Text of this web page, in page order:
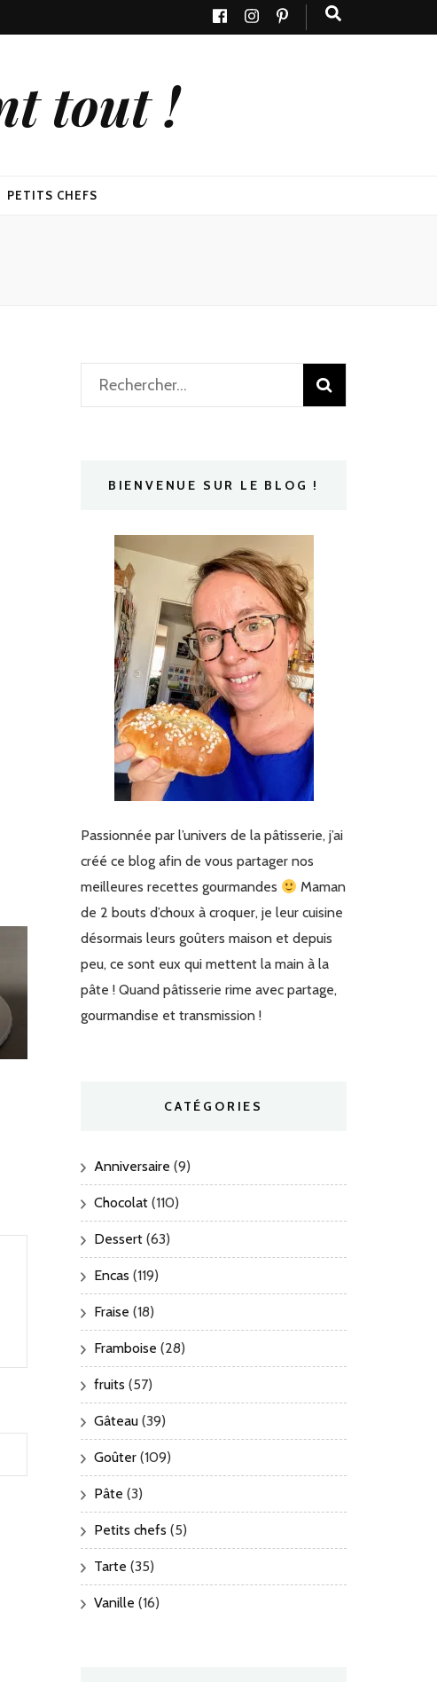
tout !
PETITS CHEFS
Rechercher :
BIENVENUE SUR LE BLOG !
Passionnée par l’univers de la pâtisserie, j’ai
créé ce blog afin de vous partager nos
meilleures recettes gourmandes
Maman
de 2 bouts d’choux à croquer, je leur cuisine
désormais leurs goûters maison et depuis
peu, ce sont eux qui mettent la main à la
pâte ! Quand pâtisserie rime avec partage,
gourmandise et transmission !
CATÉGORIES
Anniversaire (9)
Chocolat (110)
Dessert (63)
Encas (119)
Fraise (18)
Framboise (28)
fruits (57)
Gâteau (39)
Goûter (109)
Pâte (3)
Petits chefs (5)
Tarte (35)
Vanille (16)